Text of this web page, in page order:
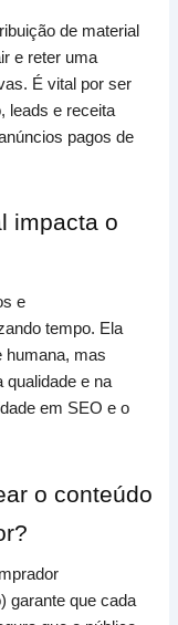
de material
e reter uma
É vital por ser
leads e receita
pagos de
impacta o
e
tempo. Ela
humana, mas
qualidade e na
em SEO e o
o conteúdo
garante que cada